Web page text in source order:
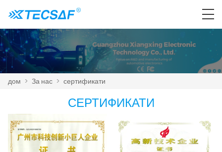
дом > За нас > сертификати
СЕРТИФИКАТИ